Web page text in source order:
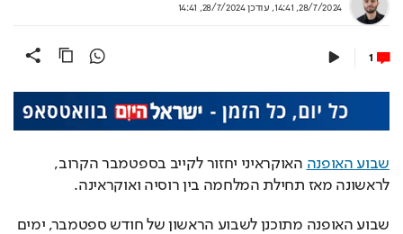
28/7/2024, 14:41
,עודכן28/7/2024, 14:41
1
שבוע האופנה
האוקראיני יחזור לקייב בספטמבר הקרוב,
לראשונה מאז תחילת המלחמה בין רוסיה ואוקראינה.
שבוע האופנה מתוכנן לשבוע הראשון של חודש ספטמבר, ימים